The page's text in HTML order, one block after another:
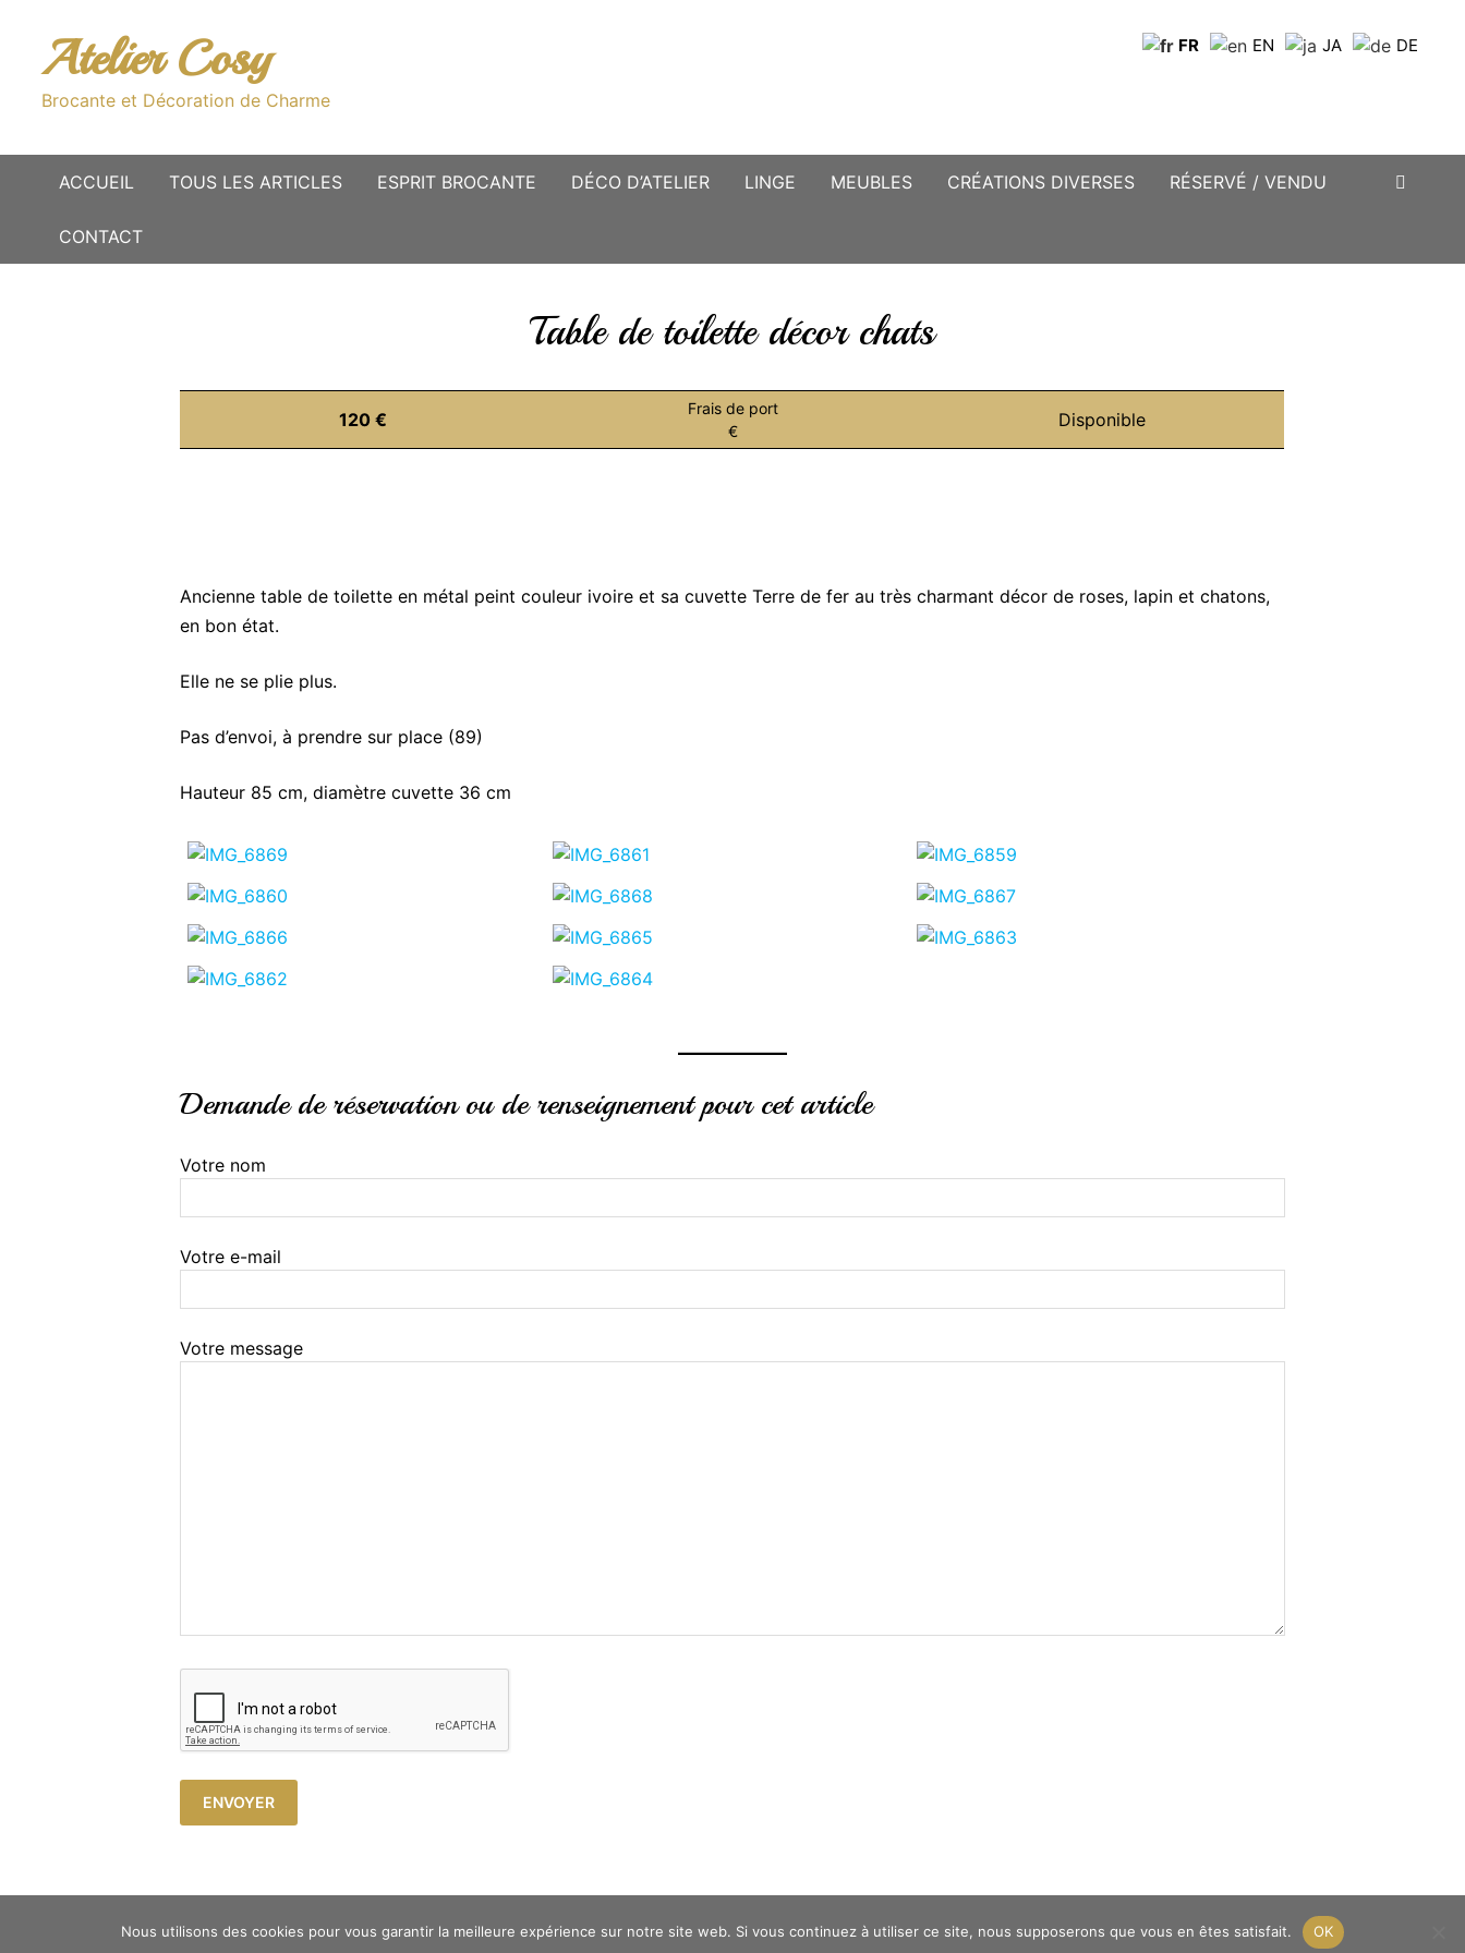
contenuAtelier Cosy
Brocante et Décoration de Charme
FR EN JA DE
ACCUEIL TOUS LES ARTICLES ESPRIT BROCANTE DÉCO D’ATELIER LINGE MEUBLES CRÉATIONS DIVERSES RÉSERVÉ / VENDU
CONTACT
Table de toilette décor chats
120 €
Frais de port
€
Disponible
Ancienne table de toilette en métal peint couleur ivoire et sa cuvette Terre de fer au très charmant décor de roses, lapin et chatons,
en bon état.
Elle ne se plie plus.
Pas d’envoi, à prendre sur place (89)
Hauteur 85 cm, diamètre cuvette 36 cm
Demande de réservation ou de renseignement pour cet article
Votre nom
Votre e-mail
Votre message
Copyright © 2023 Atelier Cosy -Mentions légales
Nous utilisons des cookies pour vous garantir la meilleure expérience sur notre site web. Si vous continuez à utiliser ce site, nous supposerons que vous en êtes satisfait. OK